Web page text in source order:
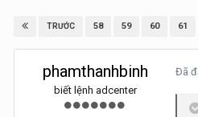
TRƯỚC 58 59 60 61
phamthanhbinh
biết lệnh adcenter
Đã